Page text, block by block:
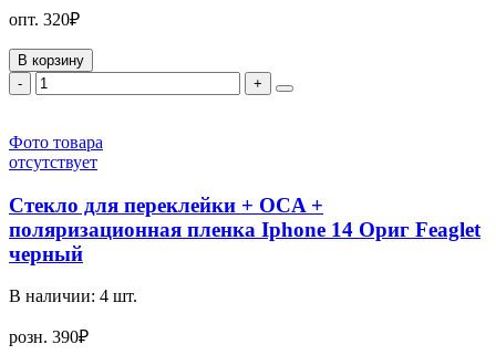
опт. 320₽
В корзину
-
+
Фото товара
отсутствует
Стекло для переклейки + OCA +
поляризационная пленка Iphone 14 Ориг Feaglet
черный
В наличии: 4 шт.
розн. 390₽